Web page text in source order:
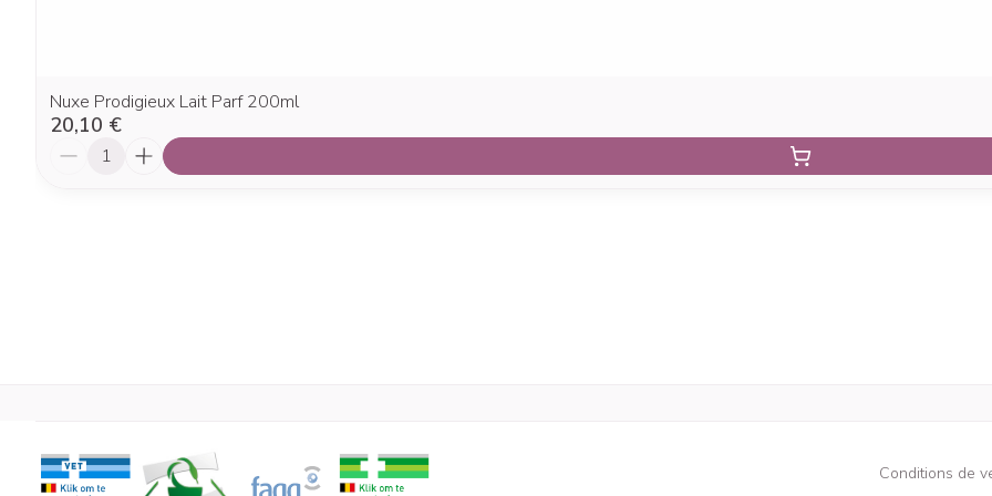
Nuxe Prodigieux Lait Parf 200ml
20,10 €
Quantité
Conditions de